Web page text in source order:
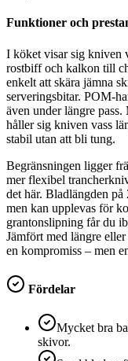
Funktioner och
I köket visar sig kniven
rostbiff och kalkon till
enkelt att skära jämna
serveringsbitar. POM-
även under längre
håller sig kniven vass
stabil utan att bli tung.
Begränsningen ligger
mer flexibel
det här. Bladlängden
men kan upplevas för
grantonslipning får du
Jämfört med längre
en kompromiss – men
Fördelar
Mycket bra
skivor.